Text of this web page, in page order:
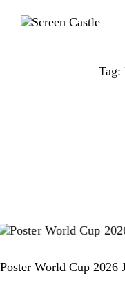
Tag:
Poster World Cup 2026